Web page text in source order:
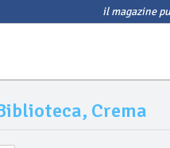
il magazine
Crema